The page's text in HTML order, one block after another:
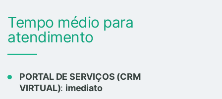
Tempo médio para
atendimento
PORTAL DE SERVIÇOS (CRM
VIRTUAL): imediato